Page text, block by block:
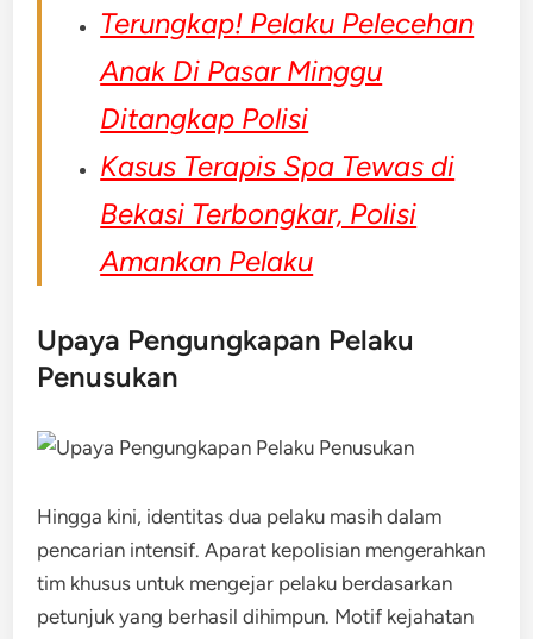
Terungkap! Pelaku Pelecehan
Anak Di Pasar Minggu
Ditangkap Polisi
Kasus Terapis Spa Tewas di
Bekasi Terbongkar, Polisi
Amankan Pelaku
Upaya Pengungkapan Pelaku
Penusukan
Hingga kini, identitas dua pelaku masih dalam
pencarian intensif. Aparat kepolisian mengerahkan
tim khusus untuk mengejar pelaku berdasarkan
petunjuk yang berhasil dihimpun. Motif kejahatan